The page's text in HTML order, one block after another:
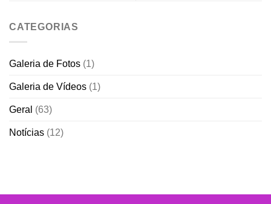
CATEGORIAS
Galeria de Fotos (1)
Galeria de Vídeos (1)
Geral (63)
Notícias (12)